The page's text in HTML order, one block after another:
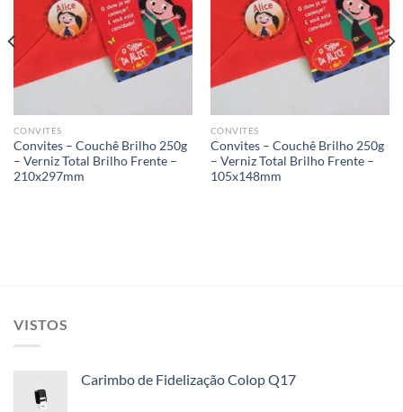
Add to
wishlist
CONVITES
Convites – Couchê Brilho 250g
– Verniz Total Brilho Frente –
210x297mm
Add to
wishlist
CONVITES
Convites – Couchê Brilho 250g
– Verniz Total Brilho Frente –
105x148mm
VISTOS
Carimbo de Fidelização Colop Q17